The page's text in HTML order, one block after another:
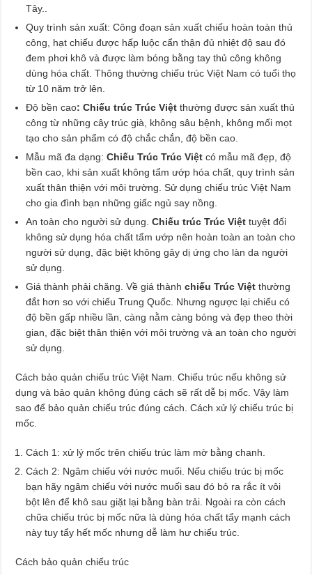
Tây..
Quy trình sản xuất: Công đoạn sản xuất chiếu hoàn toàn thủ
công, hạt chiếu được hấp luộc cẩn thận đủ nhiệt độ sau đó
đem phơi khô và được làm bóng bằng tay thủ công không
dùng hóa chất. Thông thường chiếu trúc Việt Nam có tuổi thọ
từ 10 năm trở lên.
Độ bền cao: Chiếu trúc Trúc Việt thường được sản xuất thủ
công từ những cây trúc già, không sâu bệnh, không mối mọt
tạo cho sản phẩm có độ chắc chắn, độ bền cao.
Mẫu mã đa dạng: Chiếu Trúc Trúc Việt có mẫu mã đẹp, độ
bền cao, khi sản xuất không tẩm ướp hóa chất, quy trình sản
xuất thân thiện với môi trường. Sử dụng chiếu trúc Việt Nam
cho gia đình bạn những giấc ngủ say nồng.
An toàn cho người sử dụng.Chiếu trúc Trúc Việt tuyệt đối
không sử dụng hóa chất tẩm ướp nên hoàn toàn an toàn cho
người sử dụng, đặc biệt không gây dị ứng cho làn da người
sử dụng.
Giá thành phải chăng. Về giá thànhchiếu Trúc Việtthường
đắt hơn so với chiếu Trung Quốc. Nhưng ngược lại chiếu có
độ bền gấp nhiều lần, càng nằm càng bóng và đẹp theo thời
gian, đặc biệt thân thiện với môi trường và an toàn cho người
sử dụng.
Cách bảo quản chiếu trúc Việt Nam. Chiếu trúc nếu không sử
dụng và bảo quản không đúng cách sẽ rất dễ bị mốc. Vậy làm
sao để bảo quản chiếu trúc đúng cách. Cách xử lý chiếu trúc bị
mốc.
Cách 1: xử lý mốc trên chiếu trúc làm mờ bằng chanh.
Cách 2: Ngâm chiếu với nước muối. Nếu chiếu trúc bị mốc
bạn hãy ngâm chiếu với nước muối sau đó bỏ ra rắc ít vôi
bột lên để khô sau giặt lại bằng bàn trải. Ngoài ra còn cách
chữa chiếu trúc bị mốc nữa là dùng hóa chất tẩy mạnh cách
này tuy tẩy hết mốc nhưng dễ làm hư chiếu trúc.
Cách bảo quản chiếu trúc